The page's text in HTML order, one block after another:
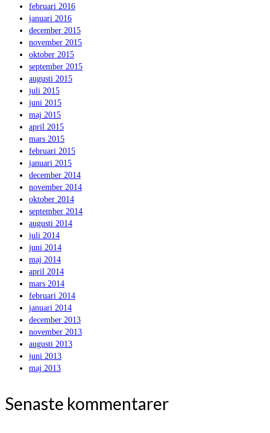
februari 2016
januari 2016
december 2015
november 2015
oktober 2015
september 2015
augusti 2015
juli 2015
juni 2015
maj 2015
april 2015
mars 2015
februari 2015
januari 2015
december 2014
november 2014
oktober 2014
september 2014
augusti 2014
juli 2014
juni 2014
maj 2014
april 2014
mars 2014
februari 2014
januari 2014
december 2013
november 2013
augusti 2013
juni 2013
maj 2013
Senaste kommentarer